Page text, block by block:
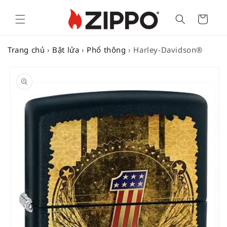
Cart
Trang chủ › Bật lửa › Phổ thông › Harley-Davidson®
PRODUCT
INFORMATION